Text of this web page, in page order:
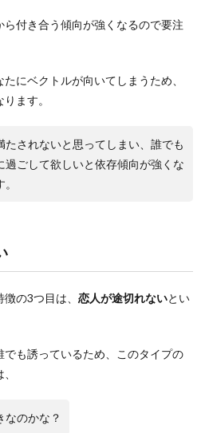
付き合う傾向が強くなるので要注
にベクトルが向いてしまうため、
ます。
たされないと思ってしまい、誰でも
過ごして欲しいと依存傾向が強くな
の3つ目は、 恋人が途切れないとい
も誘っているため、このタイプの
なのかな？